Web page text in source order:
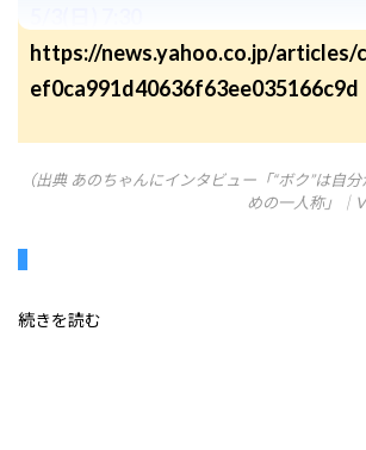
https://news.yahoo.co.jp/articles/
ef0ca991d40636f63ee035166c9d
（出典 あのちゃんにインタビュー「“ボク”は自
めの一人称」｜
続きを読む